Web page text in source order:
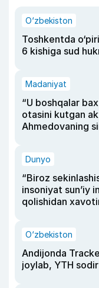
O‘zbekiston
Toshkentda
6 kishiga sud
Madaniyat
“U boshqalar
otasini kutgan
Ahmedovaning
Dunyo
“Biroz
insoniyat sun’iy
qolishidan
O‘zbekiston
Andijonda
joylab, YTH